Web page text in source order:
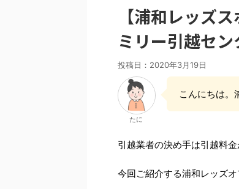
【浦和レッズ
ミリー引越セン
投稿日： 2020年3月19日
たに
こんにちは。
引越業者の決め手は引越料
今回ご紹介する浦和レッズ